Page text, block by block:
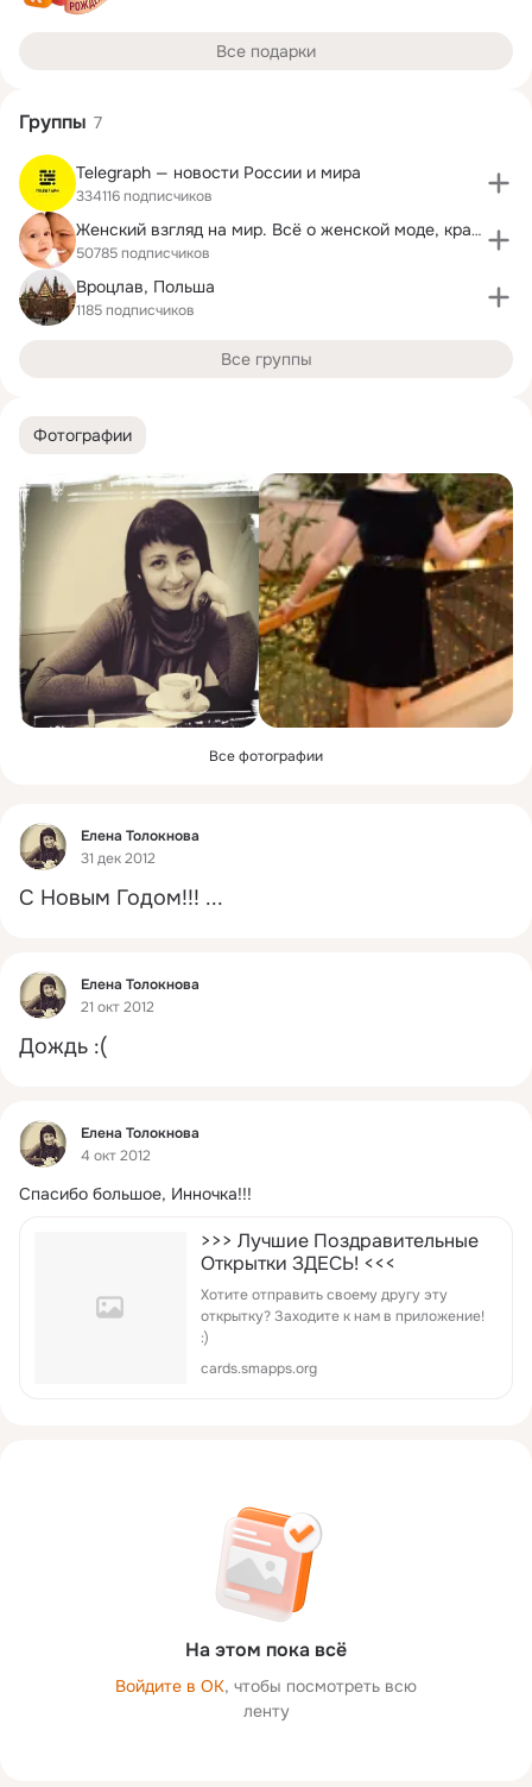
Фотографии
Все фотографии
Фид
Елена Толокнова
31 дек 2012
С Новым Годом!!! ...
Фид
Елена Толокнова
21 окт 2012
Дождь :(
Фид
Елена Толокнова
4 окт 2012
Спасибо большое, Инночка!!!
>>> Лучшие Поздравительные
Открытки ЗДЕСЬ! <<<
Хотите отправить своему другу эту
открытку? Заходите к нам в приложение!
:)
cards.smapps.org
На этом пока всё
Войдите в ОК, чтобы посмотреть всю
ленту
Все подарки
Группы 7
Telegraph — новости России и мира
334116 подписчиков
Женский взгляд на мир. Всё о женской моде, красоте
50785 подписчиков
Вроцлав, Польша
1185 подписчиков
Все группы